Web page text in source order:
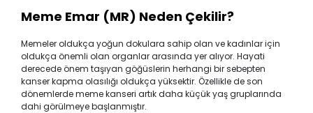
Meme Emar (MR) Neden Çekilir?
Memeler oldukça yoğun dokulara sahip olan ve kadınlar için
oldukça önemli olan organlar arasında yer alıyor. Hayati
derecede önem taşıyan göğüslerin herhangi bir sebepten
kanser kapma olasılığı oldukça yüksektir. Özellikle de son
dönemlerde meme kanseri artık daha küçük yaş gruplarında
dahi görülmeye başlanmıştır.